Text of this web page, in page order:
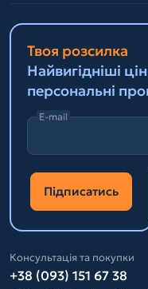
Твоя розсилка
Найвигідніші
персональні
E-mail
Підписатись
Консультація та покупки
+38 (093) 151 67 38